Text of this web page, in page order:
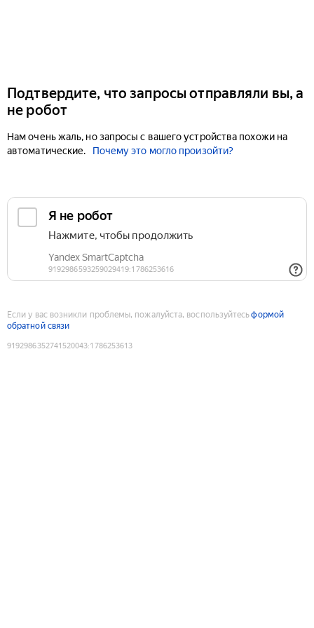
Подтвердите, что запросы отправляли вы, а
не робот
Нам очень жаль, но запросы с вашего устройства похожи на
автоматические.
Почему это могло произойти?
Если у вас возникли проблемы, пожалуйста, воспользуйтесьформой
обратной связи
9192986352741520043:1786253613